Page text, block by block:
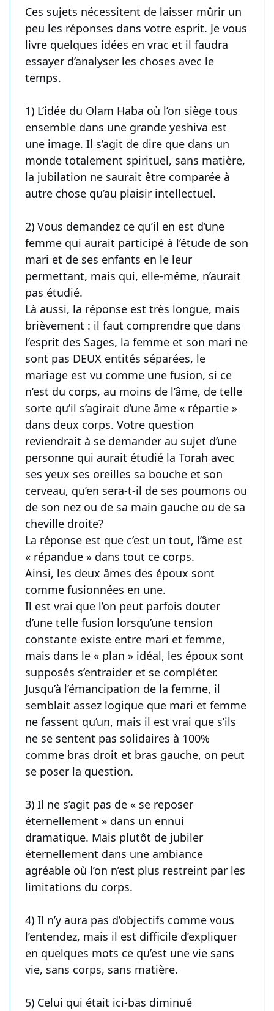
Ces sujets nécessitent de laisser mûrir un
peu les réponses dans votre esprit. Je vous
livre quelques idées en vrac et il faudra
essayer d’analyser les choses avec le
temps.
1) L’idée du Olam Haba où l’on siège tous
ensemble dans une grande yeshiva est
une image. Il s’agit de dire que dans un
monde totalement spirituel, sans matière,
la jubilation ne saurait être comparée à
autre chose qu’au plaisir intellectuel.
2) Vous demandez ce qu’il en est d’une
femme qui aurait participé à l’étude de son
mari et de ses enfants en le leur
permettant, mais qui, elle-même, n’aurait
pas étudié.
Là aussi, la réponse est très longue, mais
brièvement : il faut comprendre que dans
l’esprit des Sages, la femme et son mari ne
sont pas DEUX entités séparées, le
mariage est vu comme une fusion, si ce
n’est du corps, au moins de l’âme, de telle
sorte qu’il s’agirait d’une âme « répartie »
dans deux corps. Votre question
reviendrait à se demander au sujet d’une
personne qui aurait étudié la Torah avec
ses yeux ses oreilles sa bouche et son
cerveau, qu’en sera-t-il de ses poumons ou
de son nez ou de sa main gauche ou de sa
cheville droite?
La réponse est que c’est un tout, l’âme est
« répandue » dans tout ce corps.
Ainsi, les deux âmes des époux sont
comme fusionnées en une.
Il est vrai que l’on peut parfois douter
d’une telle fusion lorsqu’une tension
constante existe entre mari et femme,
mais dans le « plan » idéal, les époux sont
supposés s’entraider et se compléter.
Jusqu’à l’émancipation de la femme, il
semblait assez logique que mari et femme
ne fassent qu’un, mais il est vrai que s’ils
ne se sentent pas solidaires à 100%
comme bras droit et bras gauche, on peut
se poser la question.
3) Il ne s’agit pas de « se reposer
éternellement » dans un ennui
dramatique. Mais plutôt de jubiler
éternellement dans une ambiance
agréable où l’on n’est plus restreint par les
limitations du corps.
4) Il n’y aura pas d’objectifs comme vous
l’entendez, mais il est difficile d’expliquer
en quelques mots ce qu’est une vie sans
vie, sans corps, sans matière.
5) Celui qui était ici-bas diminué